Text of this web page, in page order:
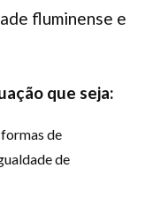
fluminense e
que seja:
de
de